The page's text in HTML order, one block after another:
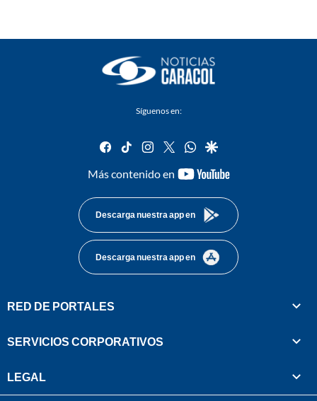
Síguenos en:
facebook
tiktok instagram
twitterwhatsapp
google
Más contenido en
youtube-
Descarga nuestra app en
Descarga nuestra app en
RED DE PORTALES
SERVICIOS CORPORATIVOS
LEGAL